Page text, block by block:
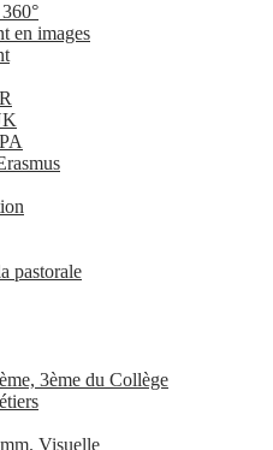
en images
pastorale
3ème du Collège
Visuelle